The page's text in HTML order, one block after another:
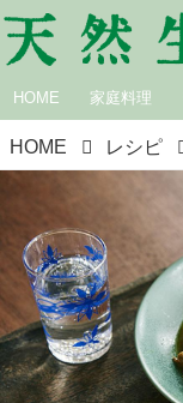
HOME 家庭料理
HOME レシピ